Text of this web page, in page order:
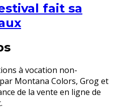
fait sa
à vocation non-
Montana Colors, Grog et
de la vente en ligne de